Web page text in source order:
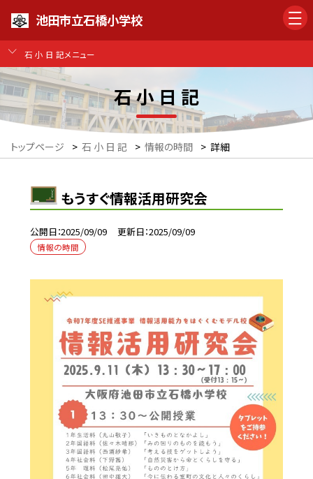
池田市立石橋小学校
石 小 日 記メニュー
石 小 日 記
トップページ > 石 小 日 記 > 情報の時間 > 詳細
もうすぐ情報活用研究会
公開日 2025/09/09 更新日 2025/09/09
情報の時間